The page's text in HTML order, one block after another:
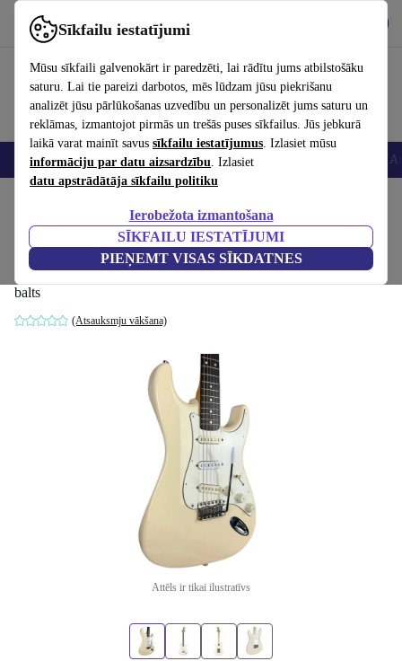
Sīkfailu iestatījumi
Mūsu sīkfaili galvenokārt ir paredzēti, lai rādītu jums atbilstošāku
saturu. Lai tie pareizi darbotos, mēs lūdzam jūsu piekrišanu
analizēt jūsu pārlūkošanas uzvedību un personalizēt jums saturu un
reklāmas, izmantojot pirmās un trešās puses sīkfailus. Jūs jebkurā
laikā varat mainīt savus sīkfailu iestatījumus. Izlasiet mūsu
informāciju par datu aizsardzību. Izlasiet
datu apstrādātāja sīkfailu politiku
Ierobežota izmantošana
SĪKFAILU IESTATĪJUMI
PIEŅEMT VISAS SĪKDATNES
Izmantojiet refurbed ātri un viegli
Viedtālruņi Portatīvie datori Planšetes Viedpulksteņi
Greco Super Sounds Stratocaster 1978 -
White
balts
(Atsauksmju vākšana)
Attēls ir tikai ilustratīvs